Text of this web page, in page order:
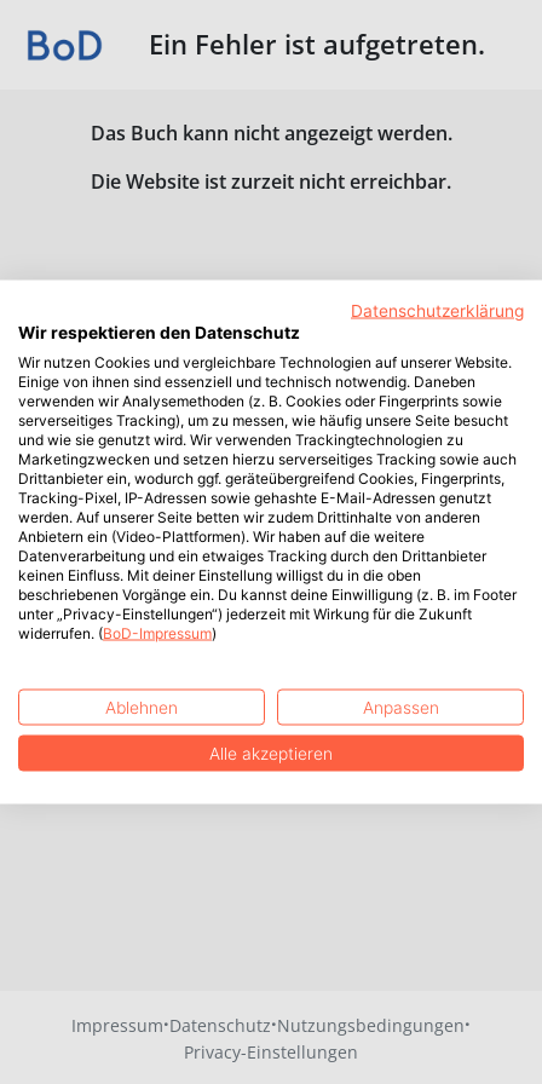
Ein Fehler ist aufgetreten.
Das Buch kann nicht angezeigt werden.
Die Website ist zurzeit nicht erreichbar.
Impressum·Datenschutz·Nutzungsbedingungen·
Privacy-Einstellungen
Datenschutzerklärung
Wir respektieren den Datenschutz
Wir nutzen Cookies und vergleichbare Technologien auf unserer Website.
Einige von ihnen sind essenziell und technisch notwendig. Daneben
verwenden wir Analysemethoden (z. B. Cookies oder Fingerprints sowie
serverseitiges Tracking), um zu messen, wie häufig unsere Seite besucht
und wie sie genutzt wird. Wir verwenden Trackingtechnologien zu
Marketingzwecken und setzen hierzu serverseitiges Tracking sowie auch
Drittanbieter ein, wodurch ggf. geräteübergreifend Cookies, Fingerprints,
Tracking-Pixel, IP-Adressen sowie gehashte E-Mail-Adressen genutzt
werden. Auf unserer Seite betten wir zudem Drittinhalte von anderen
Anbietern ein (Video-Plattformen). Wir haben auf die weitere
Datenverarbeitung und ein etwaiges Tracking durch den Drittanbieter
keinen Einfluss. Mit deiner Einstellung willigst du in die oben
beschriebenen Vorgänge ein. Du kannst deine Einwilligung (z. B. im Footer
unter „Privacy-Einstellungen“) jederzeit mit Wirkung für die Zukunft
widerrufen. (BoD-Impressum)
Ablehnen Anpassen
Alle akzeptieren